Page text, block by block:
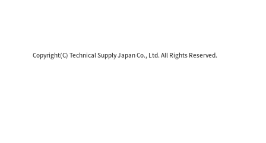
Copyright(C) Technical Supply Japan Co., Ltd. All Rights Reserved.